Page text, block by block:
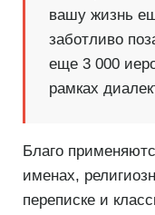
вашу жизнь
заботливо
еще 3 000
рамках
Благо
именах,
переписке и